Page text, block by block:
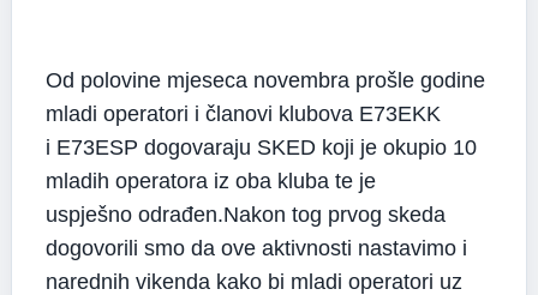
Od polovine mjeseca novembra prošle godine
mladi operatori i članovi klubova E73EKK
i E73ESP dogovaraju SKED koji je okupio 10
mladih operatora iz oba kluba te je
uspješno odrađen.Nakon tog prvog skeda
dogovorili smo da ove aktivnosti nastavimo i
narednih vikenda kako bi mladi operatori uz